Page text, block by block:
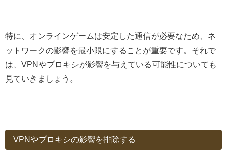
特に、オンラインゲームは安定した通信が必要なため、ネ
ットワークの影響を最小限にすることが重要です。それで
は、VPNやプロキシが影響を与えている可能性についても
見ていきましょう。
VPNやプロキシの影響を排除する